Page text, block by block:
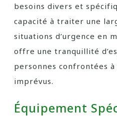
besoins divers et
capacité à traiter une
situations d’urgence en
offre une tranquillité
personnes confrontées à
imprévus.
Équipement